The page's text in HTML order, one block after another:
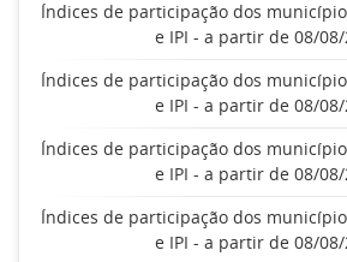
Índices de participação dos
e IPI - a partir de 08/
Índices de participação dos
e IPI - a partir de 08/
Índices de participação dos
e IPI - a partir de 08/
Índices de participação dos
e IPI - a partir de 08/